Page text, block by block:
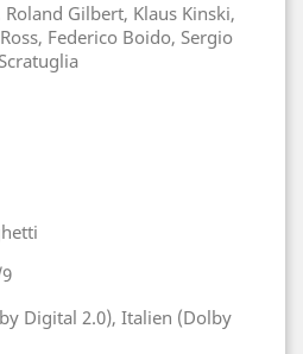
Gilbert, Klaus Kinski,
Federico Boido, Sergio
Digital 2.0), Italien (Dolby